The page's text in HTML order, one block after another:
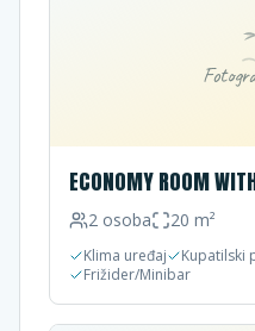
ECONOMY ROOM
2 osoba 20 m²
Klima uređaj Kupatilski
Frižider/Minibar